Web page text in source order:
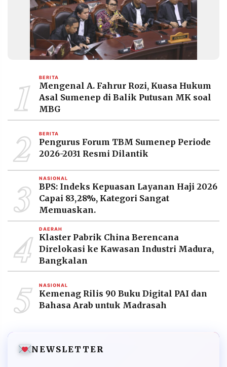
1 BERITA
Mengenal A. Fahrur Rozi, Kuasa Hukum
Asal Sumenep di Balik Putusan MK soal
MBG
2 BERITA
Pengurus Forum TBM Sumenep Periode
2026-2031 Resmi Dilantik
3 NASIONAL
BPS: Indeks Kepuasan Layanan Haji 2026
Capai 83,28%, Kategori Sangat
Memuaskan.
4 DAERAH
Klaster Pabrik China Berencana
Direlokasi ke Kawasan Industri Madura,
Bangkalan
5 NASIONAL
Kemenag Rilis 90 Buku Digital PAI dan
Bahasa Arab untuk Madrasah
NEWSLETTER